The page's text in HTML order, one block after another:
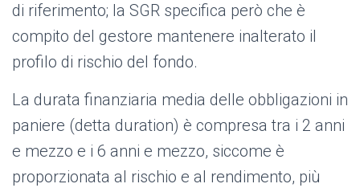
di riferimento; la SGR specifica però che è
compito del gestore mantenere inalterato il
profilo di rischio del fondo.
La durata finanziaria media delle obbligazioni in
paniere (detta duration) è compresa tra i 2 anni
e mezzo e i 6 anni e mezzo, siccome è
proporzionata al rischio e al rendimento, più